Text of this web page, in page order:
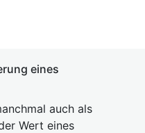
eines
auch als
Wert eines